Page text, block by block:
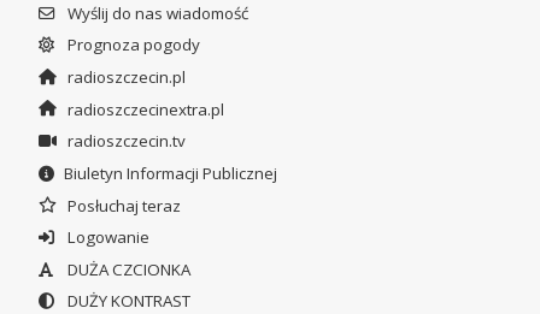
Wyślij do nas wiadomość
Prognoza pogody
radioszczecin.pl
radioszczecinextra.pl
radioszczecin.tv
Biuletyn Informacji Publicznej
Posłuchaj teraz
Logowanie
DUŻA CZCIONKA
DUŻY KONTRAST